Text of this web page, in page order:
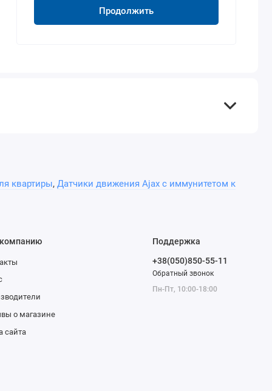
Продолжить
квартиры, Датчики движения Ajax с иммунитетом к
о магазине
сайта
Поддержка
+38(050)850-55-11
Обратный звонок
Пн-Пт, 10:00-18:00